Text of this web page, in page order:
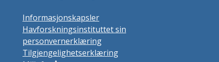
Informasjonskapsler
Havforskningsinstituttet sin
personvernerklæring
Tilgjengelighetserklæring